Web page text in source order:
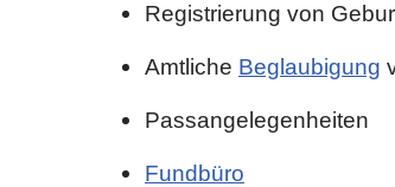
Registrierung von
Amtliche Beglaubigung
Passangelegenheiten
Fundbüro